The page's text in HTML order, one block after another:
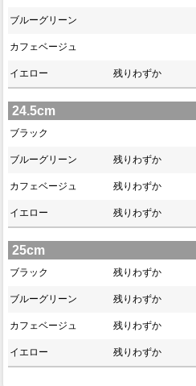
ブルーグリーン
カフェベージュ
イエロー 残りわずか
24.5cm
ブラック
ブルーグリーン 残りわずか
カフェベージュ 残りわずか
イエロー 残りわずか
25cm
ブラック 残りわずか
ブルーグリーン 残りわずか
カフェベージュ 残りわずか
イエロー 残りわずか